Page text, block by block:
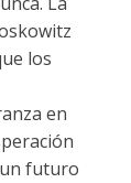
los
en
futuro